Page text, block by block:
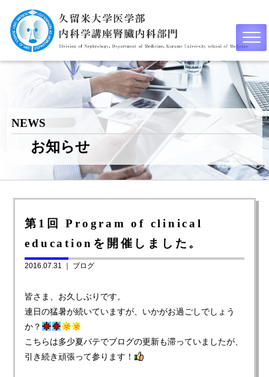
NEWS
お知らせ
第1回 Program of clinical
educationを開催しました。
2016.07.31 ｜ ブログ
皆さま、お久しぶりです。
連日の猛暑が続いていますが、いかがお過ごしでしょう
か？
こちらは多少夏バテでブログの更新も滞っていましたが、
引き続き頑張って参ります！